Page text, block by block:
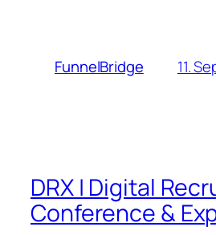
FunnelBridge 11.
DRX | Digital
Conference &